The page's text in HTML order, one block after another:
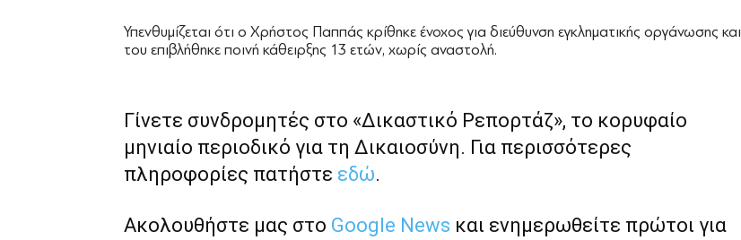
Υπενθυμίζεται ότι ο Χρήστος Παππάς κρίθηκε ένοχος για διεύθυνση εγκληματικής οργάνωσης και
του επιβλήθηκε ποινή κάθειρξης 13 ετών, χωρίς αναστολή.
Γίνετε συνδρομητές στο «Δικαστικό Ρεπορτάζ», το κορυφαίο
μηνιαίο περιοδικό για τη Δικαιοσύνη. Για περισσότερες
πληροφορίες πατήστε εδώ.
Ακολουθήστε μας στο Google News και ενημερωθείτε πρώτοι για